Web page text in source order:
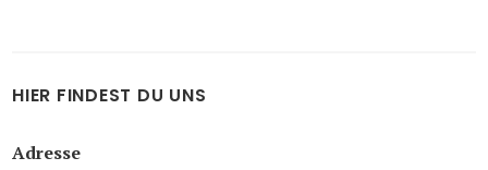
HIER FINDEST DU UNS
Adresse